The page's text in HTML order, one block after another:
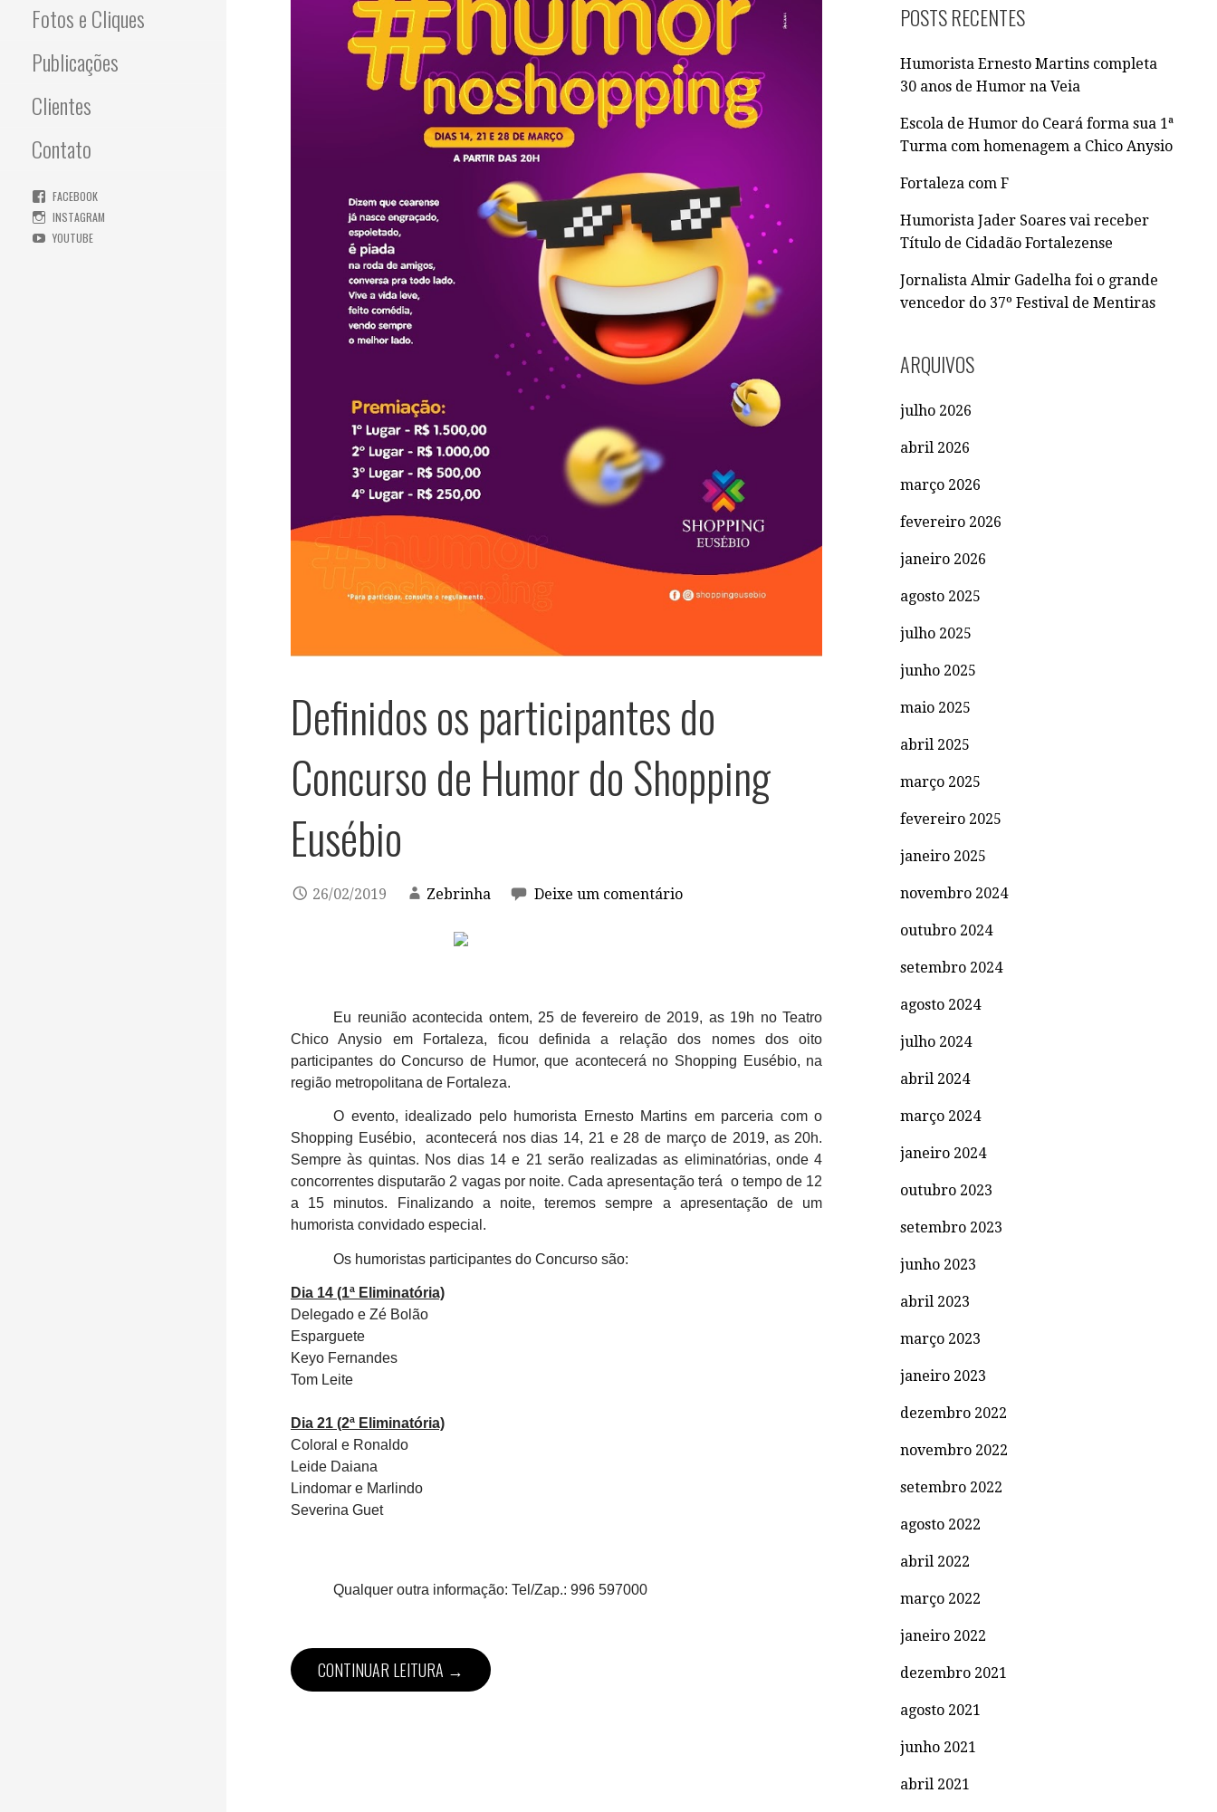
Fotos e Cliques
Publicações
Clientes
Contato
FACEBOOK
INSTAGRAM
YOUTUBE
Definidos os participantes do
Concurso de Humor do Shopping
Eusébio
26/02/2019 Zebrinha Deixe um comentário
Eu reunião acontecida ontem, 25 de fevereiro de 2019, as 19h no Teatro
Chico Anysio em Fortaleza, ficou definida a relação dos nomes dos oito
participantes do Concurso de Humor, que acontecerá no Shopping Eusébio, na
região metropolitana de Fortaleza.
O evento, idealizado pelo humorista Ernesto Martins em parceria com o
Shopping Eusébio, acontecerá nos dias 14, 21 e 28 de março de 2019, as 20h.
Sempre às quintas. Nos dias 14 e 21 serão realizadas as eliminatórias, onde 4
concorrentes disputarão 2 vagas por noite. Cada apresentação terá o tempo de 12
a 15 minutos. Finalizando a noite, teremos sempre a apresentação de um
humorista convidado especial.
Os humoristas participantes do Concurso são:
Dia 14 (1ª Eliminatória)
Delegado e Zé Bolão
Esparguete
Keyo Fernandes
Tom Leite
Dia 21 (2ª Eliminatória)
Coloral e Ronaldo
Leide Daiana
Lindomar e Marlindo
Severina Guet
Qualquer outra informação: Tel/Zap.: 996 597000
CONTINUAR LEITURA →
Q
U
S
A
R
P
R
POSTS RECENTES
Humorista Ernesto Martins completa
30 anos de Humor na Veia
Escola de Humor do Ceará forma sua 1ª
Turma com homenagem a Chico Anysio
Fortaleza com F
Humorista Jader Soares vai receber
Título de Cidadão Fortalezense
Jornalista Almir Gadelha foi o grande
vencedor do 37º Festival de Mentiras
ARQUIVOS
julho 2026
abril 2026
março 2026
fevereiro 2026
janeiro 2026
agosto 2025
julho 2025
junho 2025
maio 2025
abril 2025
março 2025
fevereiro 2025
janeiro 2025
novembro 2024
outubro 2024
setembro 2024
agosto 2024
julho 2024
abril 2024
março 2024
janeiro 2024
outubro 2023
setembro 2023
junho 2023
abril 2023
março 2023
janeiro 2023
dezembro 2022
novembro 2022
setembro 2022
agosto 2022
abril 2022
março 2022
janeiro 2022
dezembro 2021
agosto 2021
junho 2021
abril 2021